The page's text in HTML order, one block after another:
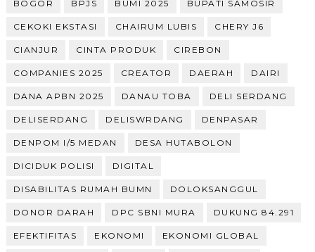
BOGOR BPJS BUMI 2025 BUPATI SAMOSIR
CEKOKI EKSTASI CHAIRUM LUBIS CHERY J6
CIANJUR CINTA PRODUK CIREBON
COMPANIES 2025 CREATOR DAERAH DAIRI
DANA APBN 2025 DANAU TOBA DELI SERDANG
DELISERDANG DELISWRDANG DENPASAR
DENPOM I/5 MEDAN DESA HUTABOLON
DICIDUK POLISI DIGITAL
DISABILITAS RUMAH BUMN DOLOKSANGGUL
DONOR DARAH DPC SBNI MURA DUKUNG 84.291
EFEKTIFITAS EKONOMI EKONOMI GLOBAL